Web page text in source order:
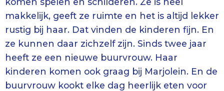
makkelijk, geeft ze ruimte en het is altijd lekker
rustig bij haar. Dat vinden de kinderen fijn. En
ze kunnen daar zichzelf zijn. Sinds twee jaar
heeft ze een nieuwe buurvrouw. Haar
kinderen komen ook graag bij Marjolein. En de
buurvrouw kookt elke dag heerlijk eten voor